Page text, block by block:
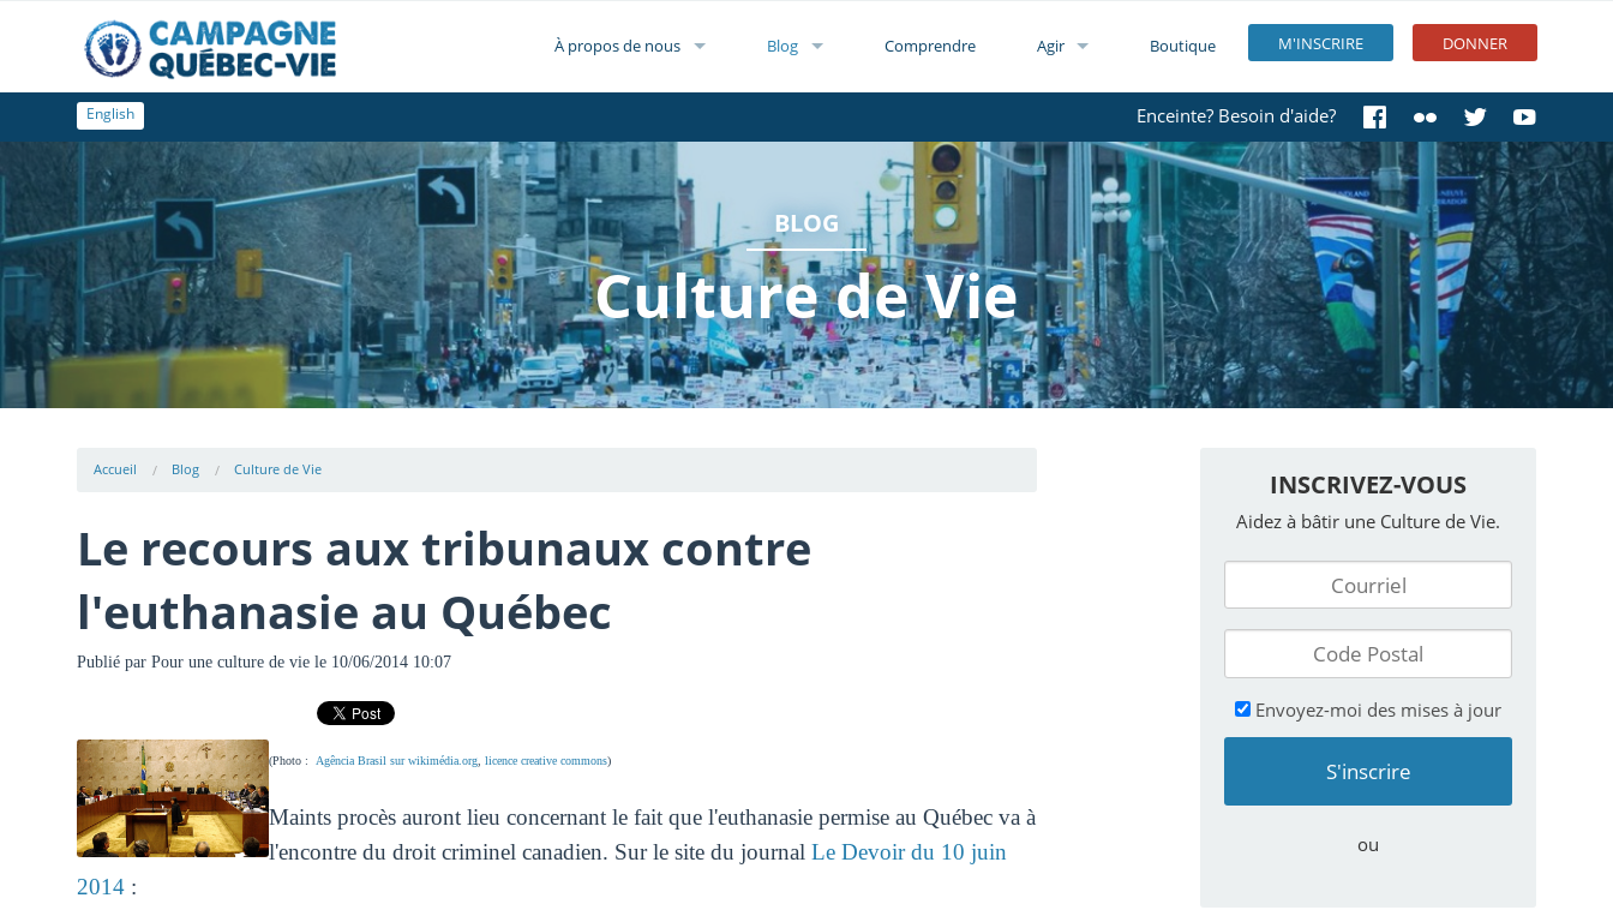
M'INSCRIRE DONNER
À propos de nous Blog Comprendre Agir Boutique
Enceinte? Besoin d'aide?
English
BLOG
Culture de Vie
Accueil Blog Culture de Vie
Le recours aux tribunaux contre
l'euthanasie au Québec
Publié par Pour une culture de viele 10/06/2014 10:07
(Photo : Agência Brasil sur wikimédia.org, licence creative commons)
Maints procès auront lieu concernant le fait que l'euthanasie permise au Québec va à
l'encontre du droit criminel canadien. Sur le site du journal Le Devoir du 10 juin
2014:
INSCRIVEZ-VOUS
Aidez à bâtir une Culture de Vie.
Envoyez-moi des mises à jour
ou